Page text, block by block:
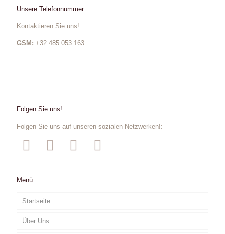
Unsere Telefonnummer
Kontaktieren Sie uns!:
GSM: +32 485 053 163
Folgen Sie uns!
Folgen Sie uns auf unseren sozialen Netzwerken!:
Menü
Startseite
Über Uns